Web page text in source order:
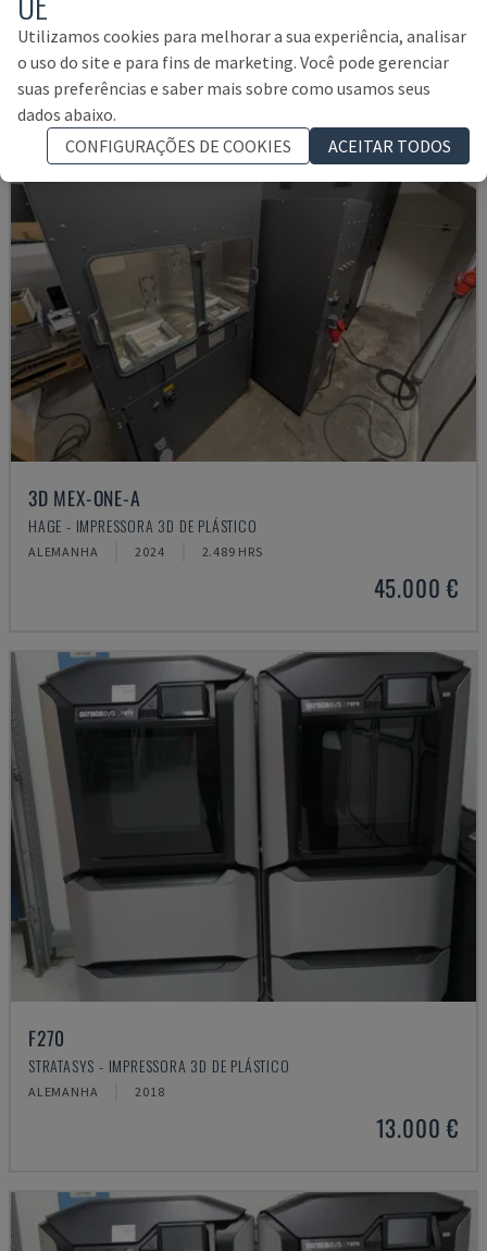
ALEMANHA
105.000 €
3D MEX-ONE-A
HAGE - IMPRESSORA 3D DE PLÁSTICO
ALEMANHA 2024 2.489 HRS
45.000 €
F270
STRATASYS - IMPRESSORA 3D DE PLÁSTICO
ALEMANHA 2018
13.000 €
Utilizamos cookies para melhorar a sua experiência, analisar
o uso do site e para fins de marketing. Você pode gerenciar
suas preferências e saber mais sobre como usamos seus
dados abaixo.
CONFIGURAÇÕES DE COOKIES
ACEITAR TODOS